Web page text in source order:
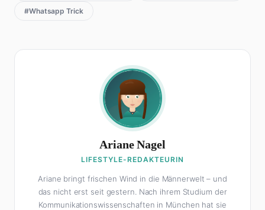
#Whatsapp Trick
Ariane Nagel
LIFESTYLE-REDAKTEURIN
Ariane bringt frischen Wind in die Männerwelt – und
das nicht erst seit gestern. Nach ihrem Studium der
Kommunikationswissenschaften in München hat sie